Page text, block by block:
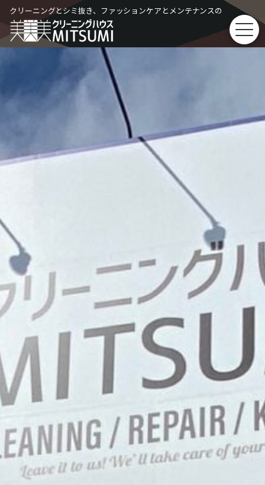
Skip
to
content
クリーニングとシミ抜き、ファッションケアとメンテナンスの